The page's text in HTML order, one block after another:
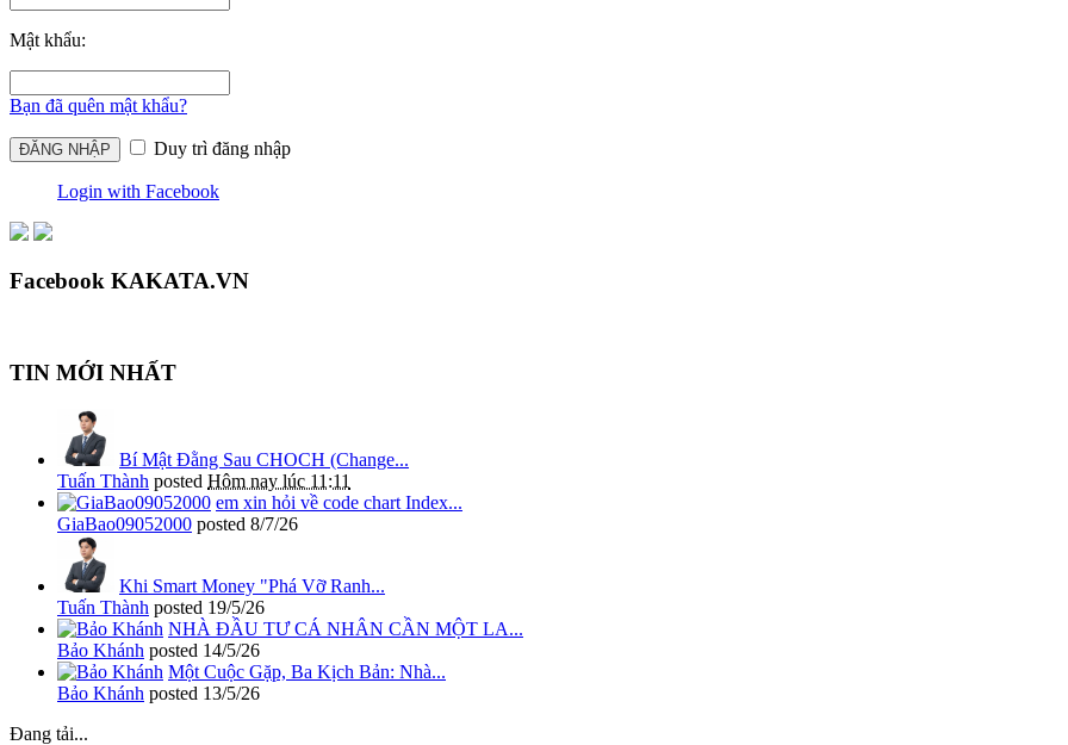
Mật khẩu:
Bạn đã quên mật khẩu?
Duy trì đăng nhập
Login with Facebook
Facebook KAKATA.VN
TIN MỚI NHẤT
Bí Mật Đằng Sau CHOCH (Change...
Tuấn Thành posted Hôm nay lúc 11:11
em xin hỏi về code chart Index...
GiaBao09052000 posted 8/7/26
Khi Smart Money "Phá Vỡ Ranh...
Tuấn Thành posted 19/5/26
NHÀ ĐẦU TƯ CÁ NHÂN CẦN MỘT LA...
Bảo Khánh posted 14/5/26
Một Cuộc Gặp, Ba Kịch Bản: Nhà...
Bảo Khánh posted 13/5/26
Đang tải...